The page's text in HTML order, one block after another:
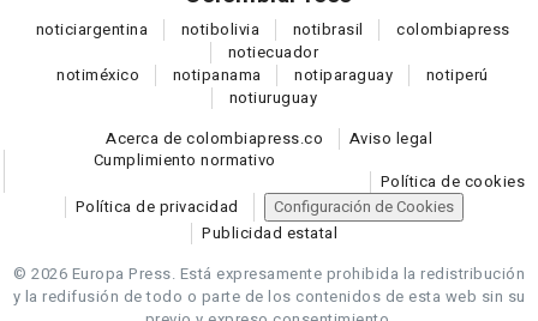
noticiargentina notibolivia notibrasil colombiapress
notiecuador
notiméxico notipanama notiparaguay notiperú
notiuruguay
Acerca de colombiapress.co
Aviso legal
Cumplimiento normativo
Política de cookies
Política de privacidad
Configuración de Cookies
Publicidad estatal
© 2026 Europa Press. Está expresamente prohibida la redistribución
y la redifusión de todo o parte de los contenidos de esta web sin su